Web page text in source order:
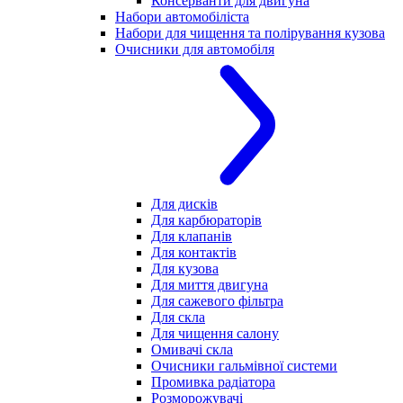
Набори автомобіліста
Набори для чищення та полірування кузова
Очисники для автомобіля
Для дисків
Для карбюраторів
Для клапанів
Для контактів
Для кузова
Для миття двигуна
Для сажевого фільтра
Для скла
Для чищення салону
Омивачі скла
Очисники гальмівної системи
Промивка радіатора
Розморожувачі